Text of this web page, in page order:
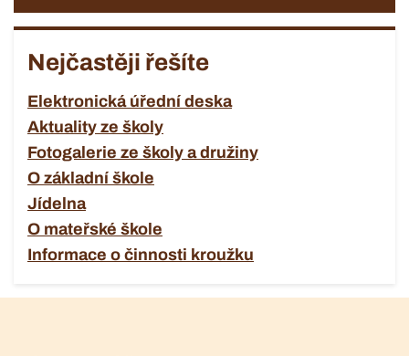
Nejčastěji řešíte
Elektronická úřední deska
Aktuality ze školy
Fotogalerie ze školy a družiny
O základní škole
Jídelna
O mateřské škole
Informace o činnosti kroužku